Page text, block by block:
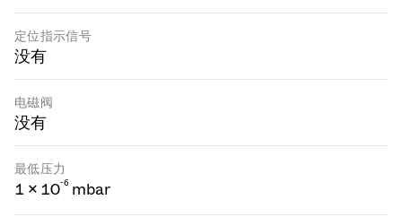
定位指示信号
没有
电磁阀
没有
最低压力
1 × 10-6 mbar